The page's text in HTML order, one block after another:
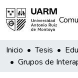
Inicio Tesis